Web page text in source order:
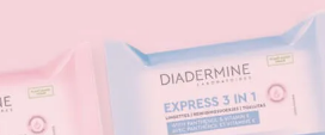
Serum
Reinigung